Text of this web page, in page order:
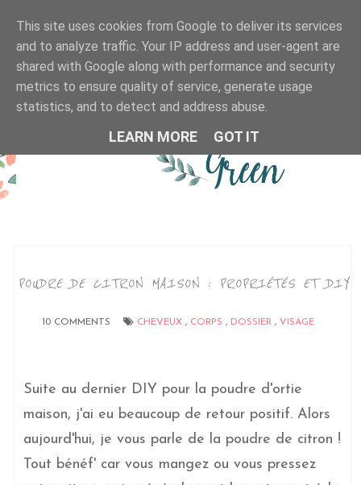
MENU
POUDRE DE CITRON MAISON : PROPRIÉTÉS ET DIY
10 COMMENTS CHEVEUX, CORPS , DOSSIER, VISAGE
Suite au dernier DIY pour la poudre d'ortie
maison, j'ai eu beaucoup de retour positif. Alors
aujourd'hui, je vous parle de la poudre de citron !
Tout bénéf' car vous mangez ou vous pressez
This site uses cookies from Google to deliver its services
and to analyze traffic. Your IP address and user-agent are
shared with Google along with performance and security
metrics to ensure quality of service, generate usage
statistics, and to detect and address abuse.
LEARN MORE GOT IT